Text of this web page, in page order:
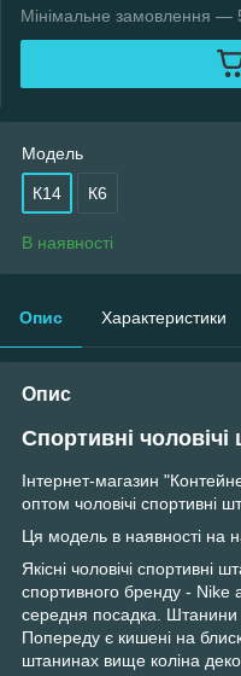
Мінімальне замовлення —
Мoдель
К14 К6
В наявності
Опис Характеристики
Опис
Спортивні
Інтернет-магазин
оптом чоловічі спортивні
Ця модель в наявності на
Якісні чоловічі спортивні
спортивного бренду - Nike
середня посадка.
Попереду є кишені на
штанинах вище коліна